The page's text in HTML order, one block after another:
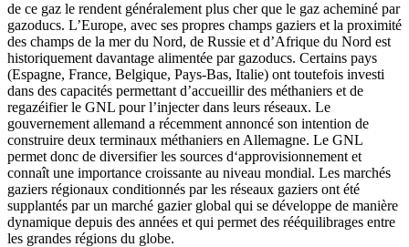
de ce gaz le rendent généralement plus cher que le gaz acheminé par
gazoducs. L’Europe, avec ses propres champs gaziers et la proximité
des champs de la mer du Nord, de Russie et d’Afrique du Nord est
historiquement davantage alimentée par gazoducs. Certains pays
(Espagne, France, Belgique, Pays-Bas, Italie) ont toutefois investi
dans des capacités permettant d’accueillir des méthaniers et de
regazéifier le GNL pour l’injecter dans leurs réseaux. Le
gouvernement allemand a récemment annoncé son intention de
construire deux terminaux méthaniers en Allemagne. Le GNL
permet donc de diversifier les sources d‘approvisionnement et
connaît une importance croissante au niveau mondial. Les marchés
gaziers régionaux conditionnés par les réseaux gaziers ont été
supplantés par un marché gazier global qui se développe de manière
dynamique depuis des années et qui permet des rééquilibrages entre
les grandes régions du globe.